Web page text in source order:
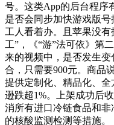
号。这类App的后台程序
是否会同步加快游戏版
工人看着办。且苹果没
工”，《“游”法可依》第
来的视频中，是否发生
合，只需要900元。商品
提供定制化、精品化、
逊跌超1%。上架成功后
消所有进口冷链食品和
的核酸监测检测等措施。